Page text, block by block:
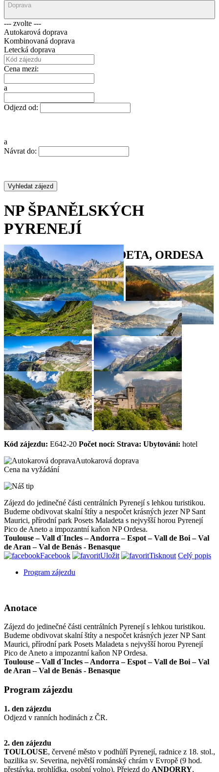
Doprava
--- zvolte ---
Autokarová doprava
Kombinovaná doprava
Letecká doprava
Cena mezi:
a
Odjezd od:
a
Návrat do:
NP ŠPANĚLSKÝCH
PYRENEJÍ
ST. MAURICI, MALADETA, ORDESA
••••••••
Kód zájezdu: E642-20 Počet nocí: Strava: Ubytování: hotel
Autokarová doprava
Cena na vyžádání
Zájezd do jedinečné části centrálních Pyrenejí s lehkou turistikou.
Budeme obdivovat skalní štíty a nespočet krásných jezer NP Sant
Maurici, přírodní park Posets Maladeta s nejvyšší horou Pyrenejí
Pico de Aneto a impozantní kaňon NP Ordesa.
Toulouse – Vall d´Incles – Andorra – Espot – Vall de Boi – Val
de Aran – Val de Benás - Benasque
Facebook
Uložit Tisknout Celý popis
Program zájezdu
Anotace
Zájezd do jedinečné části centrálních Pyrenejí s lehkou turistikou.
Budeme obdivovat skalní štíty a nespočet krásných jezer NP Sant
Maurici, přírodní park Posets Maladeta s nejvyšší horou Pyrenejí
Pico de Aneto a impozantní kaňon NP Ordesa.
Toulouse – Vall d´Incles – Andorra – Espot – Vall de Boi – Val
de Aran – Val de Benás - Benasque
Program zájezdu
1. den zájezdu
Odjezd v ranních hodinách z ČR.
2. den zájezdu
TOULOUSE, červené město v podhůří Pyrenejí, radnice z 18. stol.,
bazilika sv. Severina, největší románský chrám v Evropě (9 hod.
přestávka, prohlídka, osobní volno). Přejezd do ANDORRY,